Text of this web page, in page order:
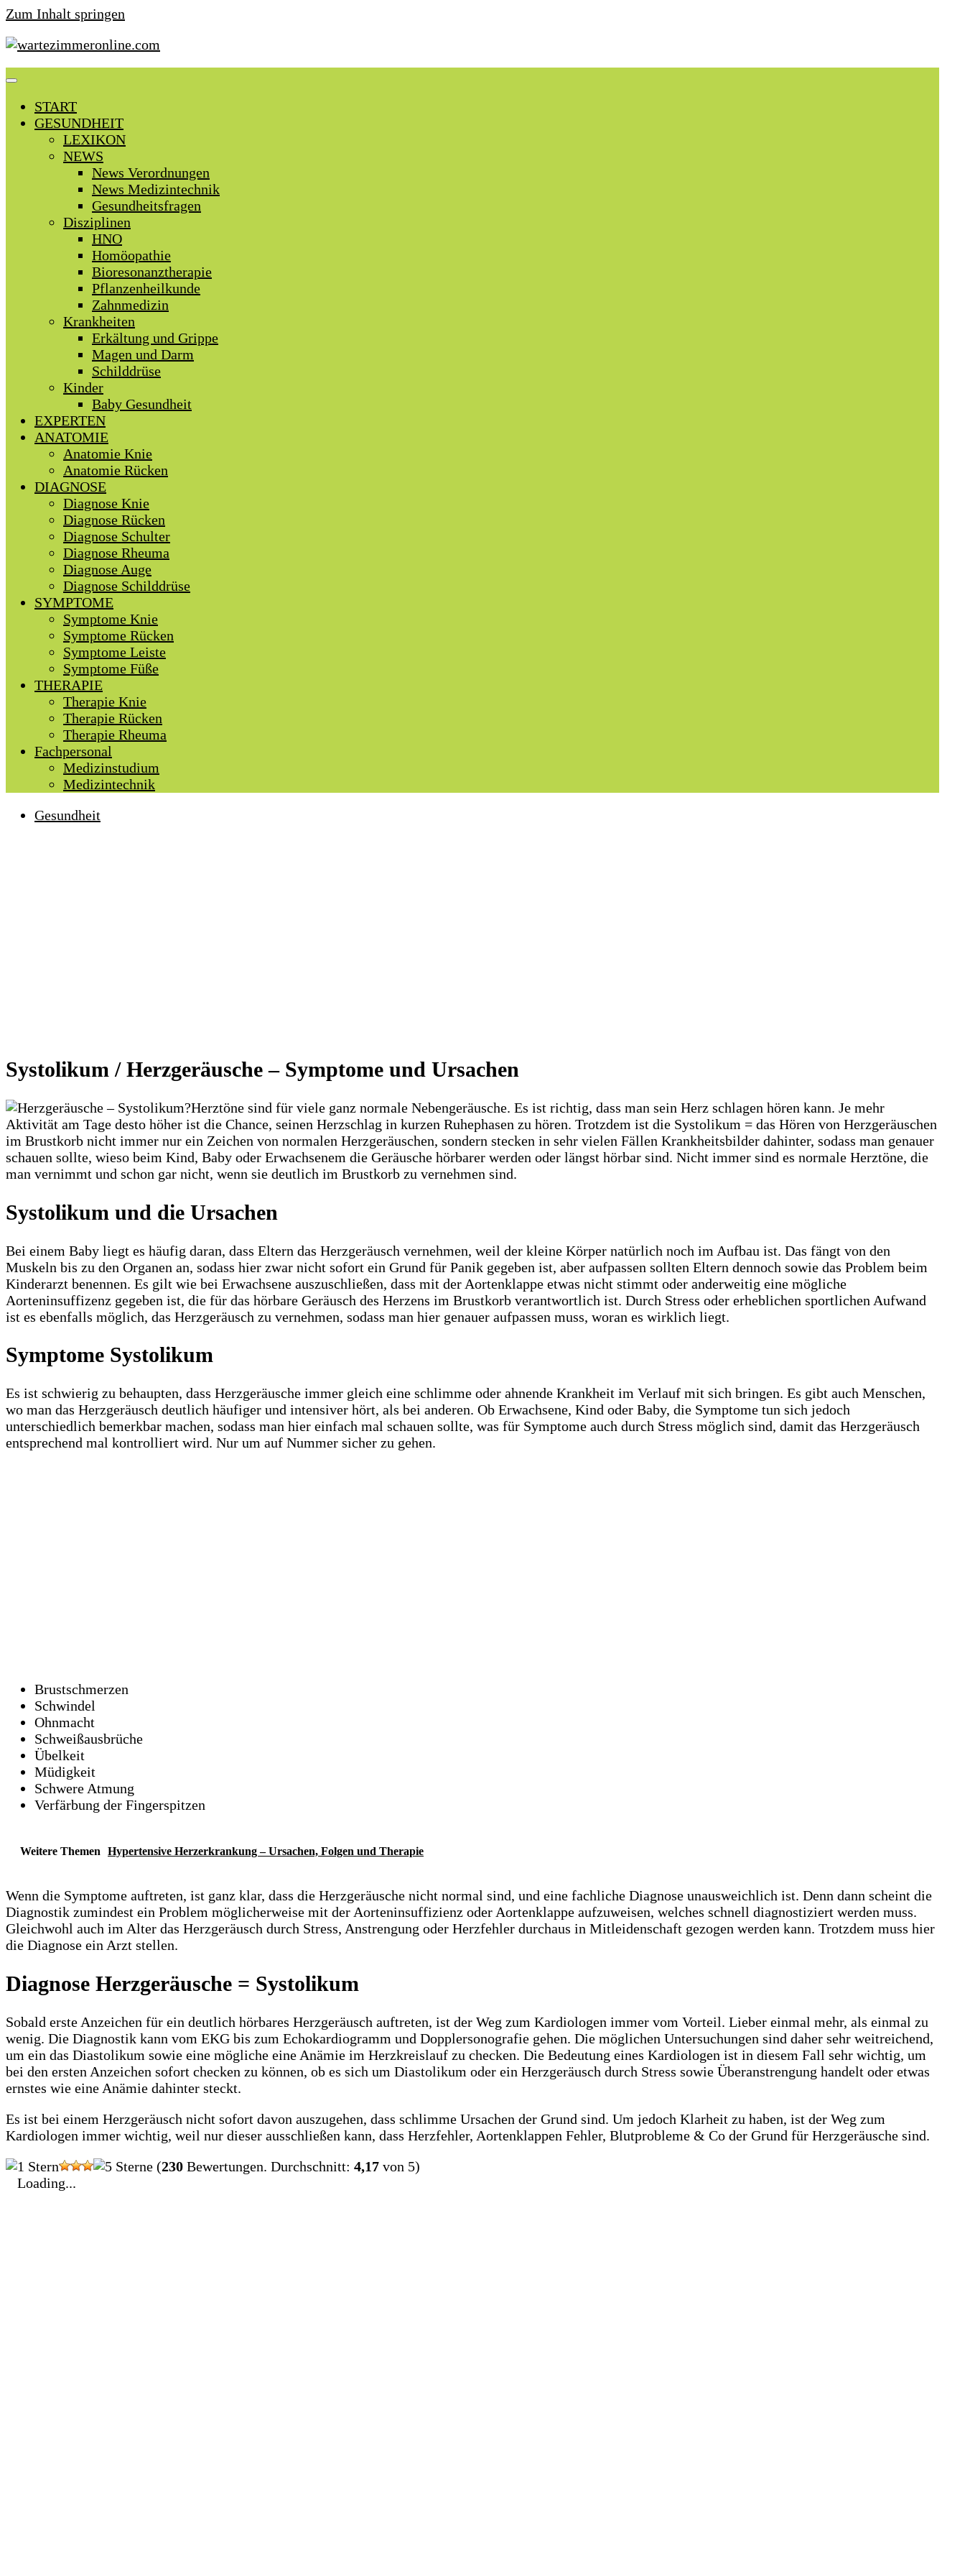
Zum Inhalt springen
START
GESUNDHEIT
LEXIKON
NEWS
News Verordnungen
News Medizintechnik
Gesundheitsfragen
Disziplinen
HNO
Homöopathie
Bioresonanztherapie
Pflanzenheilkunde
Zahnmedizin
Krankheiten
Erkältung und Grippe
Magen und Darm
Schilddrüse
Kinder
Baby Gesundheit
EXPERTEN
ANATOMIE
Anatomie Knie
Anatomie Rücken
DIAGNOSE
Diagnose Knie
Diagnose Rücken
Diagnose Schulter
Diagnose Rheuma
Diagnose Auge
Diagnose Schilddrüse
SYMPTOME
Symptome Knie
Symptome Rücken
Symptome Leiste
Symptome Füße
THERAPIE
Therapie Knie
Therapie Rücken
Therapie Rheuma
Fachpersonal
Medizinstudium
Medizintechnik
Gesundheit
Systolikum / Herzgeräusche – Symptome und Ursachen
Herztöne sind für viele ganz normale Nebengeräusche. Es ist richtig, dass man sein Herz schlagen hören kann. Je mehr
Aktivität am Tage desto höher ist die Chance, seinen Herzschlag in kurzen Ruhephasen zu hören. Trotzdem ist die Systolikum = das Hören von Herzgeräuschen
im Brustkorb nicht immer nur ein Zeichen von normalen Herzgeräuschen, sondern stecken in sehr vielen Fällen Krankheitsbilder dahinter, sodass man genauer
schauen sollte, wieso beim Kind, Baby oder Erwachsenem die Geräusche hörbarer werden oder längst hörbar sind. Nicht immer sind es normale Herztöne, die
man vernimmt und schon gar nicht, wenn sie deutlich im Brustkorb zu vernehmen sind.
Systolikum und die Ursachen
Bei einem Baby liegt es häufig daran, dass Eltern das Herzgeräusch vernehmen, weil der kleine Körper natürlich noch im Aufbau ist. Das fängt von den
Muskeln bis zu den Organen an, sodass hier zwar nicht sofort ein Grund für Panik gegeben ist, aber aufpassen sollten Eltern dennoch sowie das Problem beim
Kinderarzt benennen. Es gilt wie bei Erwachsene auszuschließen, dass mit der Aortenklappe etwas nicht stimmt oder anderweitig eine mögliche
Aorteninsuffizenz gegeben ist, die für das hörbare Geräusch des Herzens im Brustkorb verantwortlich ist. Durch Stress oder erheblichen sportlichen Aufwand
ist es ebenfalls möglich, das Herzgeräusch zu vernehmen, sodass man hier genauer aufpassen muss, woran es wirklich liegt.
Symptome Systolikum
Es ist schwierig zu behaupten, dass Herzgeräusche immer gleich eine schlimme oder ahnende Krankheit im Verlauf mit sich bringen. Es gibt auch Menschen,
wo man das Herzgeräusch deutlich häufiger und intensiver hört, als bei anderen. Ob Erwachsene, Kind oder Baby, die Symptome tun sich jedoch
unterschiedlich bemerkbar machen, sodass man hier einfach mal schauen sollte, was für Symptome auch durch Stress möglich sind, damit das Herzgeräusch
entsprechend mal kontrolliert wird. Nur um auf Nummer sicher zu gehen.
Brustschmerzen
Schwindel
Ohnmacht
Schweißausbrüche
Übelkeit
Müdigkeit
Schwere Atmung
Verfärbung der Fingerspitzen
Weitere Themen Hypertensive Herzerkrankung – Ursachen, Folgen und Therapie
Wenn die Symptome auftreten, ist ganz klar, dass die Herzgeräusche nicht normal sind, und eine fachliche Diagnose unausweichlich ist. Denn dann scheint die
Diagnostik zumindest ein Problem möglicherweise mit der Aorteninsuffizienz oder Aortenklappe aufzuweisen, welches schnell diagnostiziert werden muss.
Gleichwohl auch im Alter das Herzgeräusch durch Stress, Anstrengung oder Herzfehler durchaus in Mitleidenschaft gezogen werden kann. Trotzdem muss hier
die Diagnose ein Arzt stellen.
Diagnose Herzgeräusche = Systolikum
Sobald erste Anzeichen für ein deutlich hörbares Herzgeräusch auftreten, ist der Weg zum Kardiologen immer vom Vorteil. Lieber einmal mehr, als einmal zu
wenig. Die Diagnostik kann vom EKG bis zum Echokardiogramm und Dopplersonografie gehen. Die möglichen Untersuchungen sind daher sehr weitreichend,
um ein das Diastolikum sowie eine mögliche eine Anämie im Herzkreislauf zu checken. Die Bedeutung eines Kardiologen ist in diesem Fall sehr wichtig, um
bei den ersten Anzeichen sofort checken zu können, ob es sich um Diastolikum oder ein Herzgeräusch durch Stress sowie Überanstrengung handelt oder etwas
ernstes wie eine Anämie dahinter steckt.
Es ist bei einem Herzgeräusch nicht sofort davon auszugehen, dass schlimme Ursachen der Grund sind. Um jedoch Klarheit zu haben, ist der Weg zum
Kardiologen immer wichtig, weil nur dieser ausschließen kann, dass Herzfehler, Aortenklappen Fehler, Blutprobleme & Co der Grund für Herzgeräusche sind.
(230 Bewertungen. Durchschnitt: 4,17 von 5)
Loading...